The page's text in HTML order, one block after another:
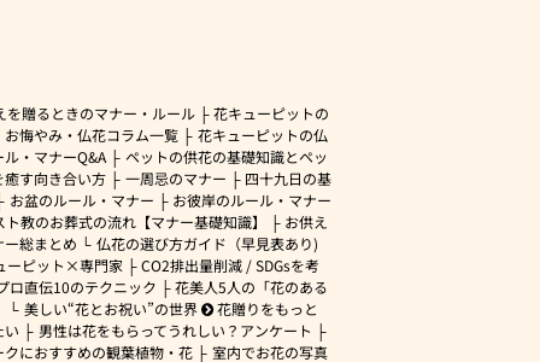
を贈るときのマナー・ルール
花キューピットの
お悔やみ・仏花コラム一覧
花キューピットの仏
・マナーQ&A
ペットの供花の基礎知識とペッ
癒す向き合い方
一周忌のマナー
四十九日の基
お盆のルール・マナー
お彼岸のルール・マナー
ト教のお葬式の流れ【マナー基礎知識】
お供え
総まとめ
仏花の選び方ガイド（早見表あり)
ーピット×専門家
CO2排出量削減 / SDGsを考
ロ直伝10のテクニック
花美人5人の「花のある
美しい“花とお祝い”の世界
花贈りをもっと
い
男性は花をもらってうれしい？アンケート
クにおすすめの観葉植物・花
室内でお花の写真